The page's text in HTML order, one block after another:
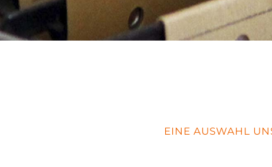
EINE AUSWAHL